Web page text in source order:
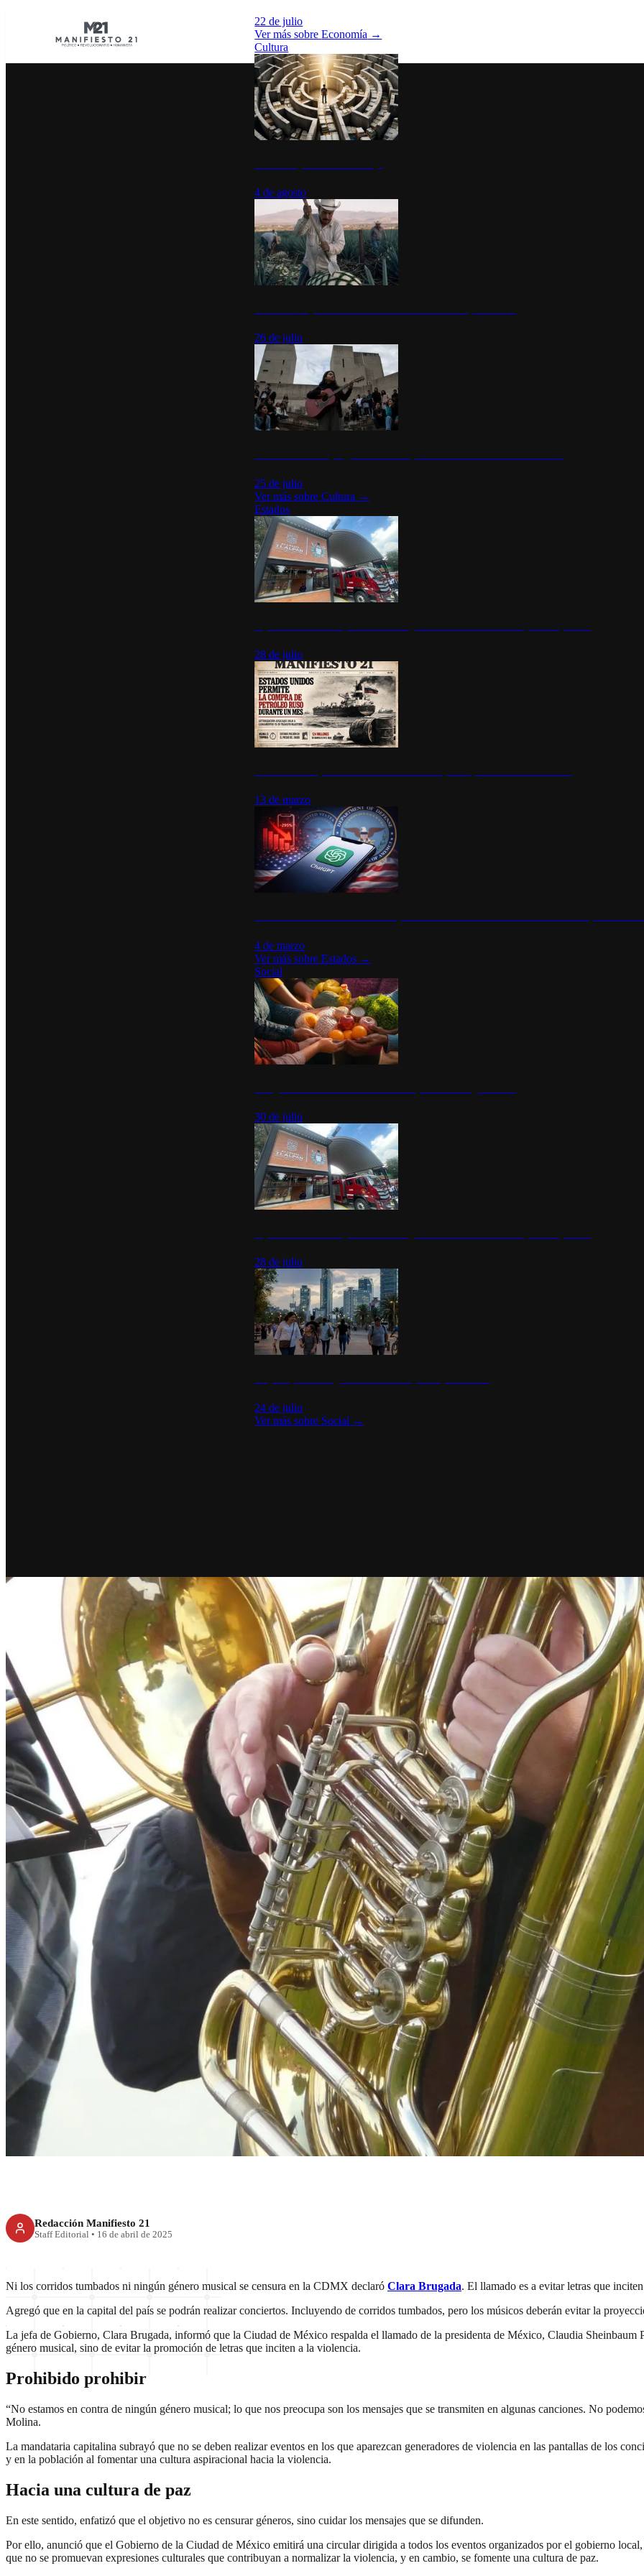
22 de julio
Ver más sobreEconomía →
Cultura
4 de agosto
26 de julio
25 de julio
Ver más sobreCultura →
Estados
28 de julio
13 de marzo
4 de marzo
Ver más sobreEstados →
Social
30 de julio
28 de julio
24 de julio
Ver más sobre Social →
CDMX
Corridos tumbados sin censuran en
CDMX
Redacción Manifiesto 21
Staff Editorial • 16 de abril de 2025
Ni los corridos tumbados ni ningún género musical se censura en la CDMX declaró Clara Brugada. El llamado es a evitar letras que
Agregó que en la capital del país se podrán realizar conciertos. Incluyendo de corridos tumbados, pero los músicos deberán evitar la
La jefa de Gobierno, Clara Brugada, informó que la Ciudad de México respalda el llamado de la presidenta de México, Claudia
género musical, sino de evitar la promoción de letras que inciten a la violencia.
Prohibido prohibir
“No estamos en contra de ningún género musical; lo que nos preocupa son los mensajes que se transmiten en algunas canciones. No
Molina.
La mandataria capitalina subrayó que no se deben realizar eventos en los que aparezcan generadores de violencia en las pantallas de los
y en la población al fomentar una cultura aspiracional hacia la violencia.
Hacia una cultura de paz
En este sentido, enfatizó que el objetivo no es censurar géneros, sino cuidar los mensajes que se difunden.
Por ello, anunció que el Gobierno de la Ciudad de México emitirá una circular dirigida a todos los eventos organizados por el gobierno
que no se promuevan expresiones culturales que contribuyan a normalizar la violencia, y en cambio, se fomente una cultura de paz.